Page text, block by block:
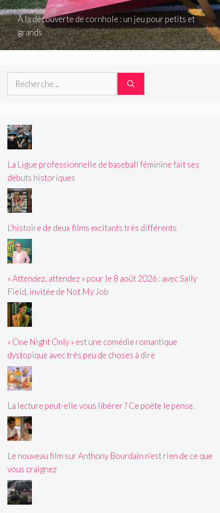
À la découverte de cornhole : un jeu pour petits et
grands
Rechercher :
La Ligue professionnelle de baseball féminine fait ses
débuts historiques
L'histoire de deux films excitants très différents
« Attendez, attendez » pour le 8 août 2026 : avec Sally
Field, invitée de Not My Job
« One Night Only » est une comédie romantique
dystopique avec très peu de choses à dire
La lecture peut-elle vous libérer ? Ce poète le pense.
Le nouveau film sur Anthony Bourdain n’est rien de ce que
vous craignez